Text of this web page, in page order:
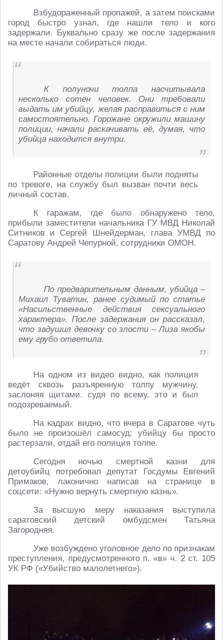
Взбудораженный пропажей, а затем поисками
город быстро узнал, где нашли тело и кого
задержали. Буквально сразу же после задержания
на месте начали собираться люди.
К полуночи толпа насчитывала
несколько сотен человек. Они требовали
выдать им убийцу, желая расправиться с ним
самостоятельно. Горожане окружили машину
полиции, начали раскачивать её, думая, что
убийца находится внутри.
Районные отделы полиции были подняты
по тревоге, на службу был вызван почти весь
личный состав.
К гаражам, где было обнаружено тело,
прибыли заместители начальника ГУ МВД Николай
Ситников и Сергей Шнейдерман, глава УМВД по
Саратову Андрей Чепурной, сотрудники ОМОН.
По предварительным данным, убийца –
Михаил Туватин, ранее судимый по статье
«Насильственные действия сексуального
характера». После задержания он рассказал,
что задушил девочку со злости – Лиза якобы
ему грубо ответила.
На одном из видео видно, как полиция
ведёт сквозь разъяренную толпу мужчину,
заслоняя щитами. судя по всему, это и был
подозреваемый.
На кадрах видно, что вчера в Саратове чуть
было не произошёл самосуд: убийцу бы просто
растерзали, отдай его полиция толпе.
Сегодня ночью смертной казни для
детоубийц потребовал депутат Госдумы Евгений
Примаков, лаконично написав на странице в
соцсети: «Нужно вернуть смертную казнь».
За высшую меру наказания выступила
саратовский детский омбудсмен Татьяна
Загородняя.
Уже возбуждено уголовное дело по признакам
преступления, предусмотренного п. «в» ч. 2 ст. 105
УК РФ («Убийство малолетнего»).